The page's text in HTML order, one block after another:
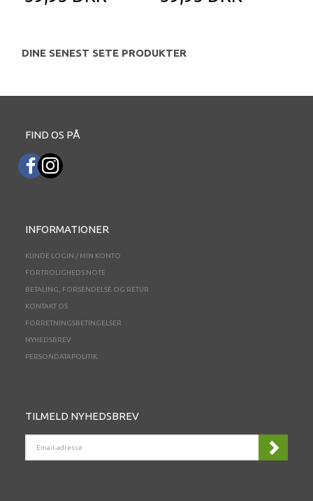
DINE SENEST SETE PRODUKTER
FIND OS PÅ
INFORMATIONER
KUNDE LOGIN / MIN KONTO
FORTROLIGHEDS NOTE
BETALING, FORSENDELSE OG RETUR
KONTAKT OS
FORRETNINGSBETINGELSER
NYHEDSBREV
PERSONDATAPOLITIK
TILMELD NYHEDSBREV
ADRESSE